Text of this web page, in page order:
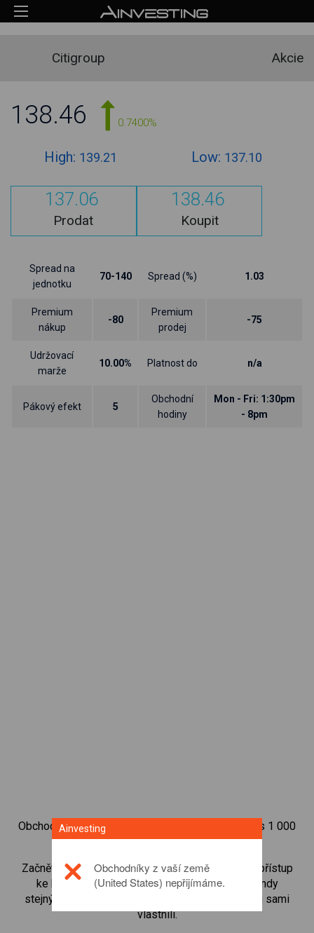
Citigroup Akcie
138.46 0.7400%
High: 139.21 Low: 137.10
137.06
Prodat
138.46
Koupit
Spread na
jednotku
70-140 Spread (%) 1.03
Premium
nákup
-80
Premium
prodej
-75
Udržovací
marže
10.00% Platnost do n/a
Pákový efekt 5
Obchodní
hodiny
Mon - Fri: 1:30pm
- 8pm
Obchodujte na obchodní platformě Ainvesting přes 1 000
mezinárodních akcií.
Začněte obchodovat CFD naCitigroup . Získejte přístup
ke kurzům v reálném čase a dostávejte dividendy
stejným způsobem, jako kdybyste akcie opravdu sami
vlastnili.
Ainvesting
Obchodníky z vaší země
(United States) nepřijímáme.